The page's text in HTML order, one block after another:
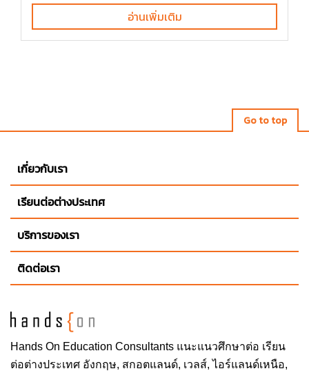
อ่านเพิ่มเติม
Go to top
Hands On Education Consultants แนะแนวศึกษาต่อ เรียน
ต่อต่างประเทศ อังกฤษ, สกอตแลนด์, เวลส์, ไอร์แลนด์เหนือ,
เกี่ยวกับเรา
เรียนต่อต่างประเทศ
บริการของเรา
ติดต่อเรา